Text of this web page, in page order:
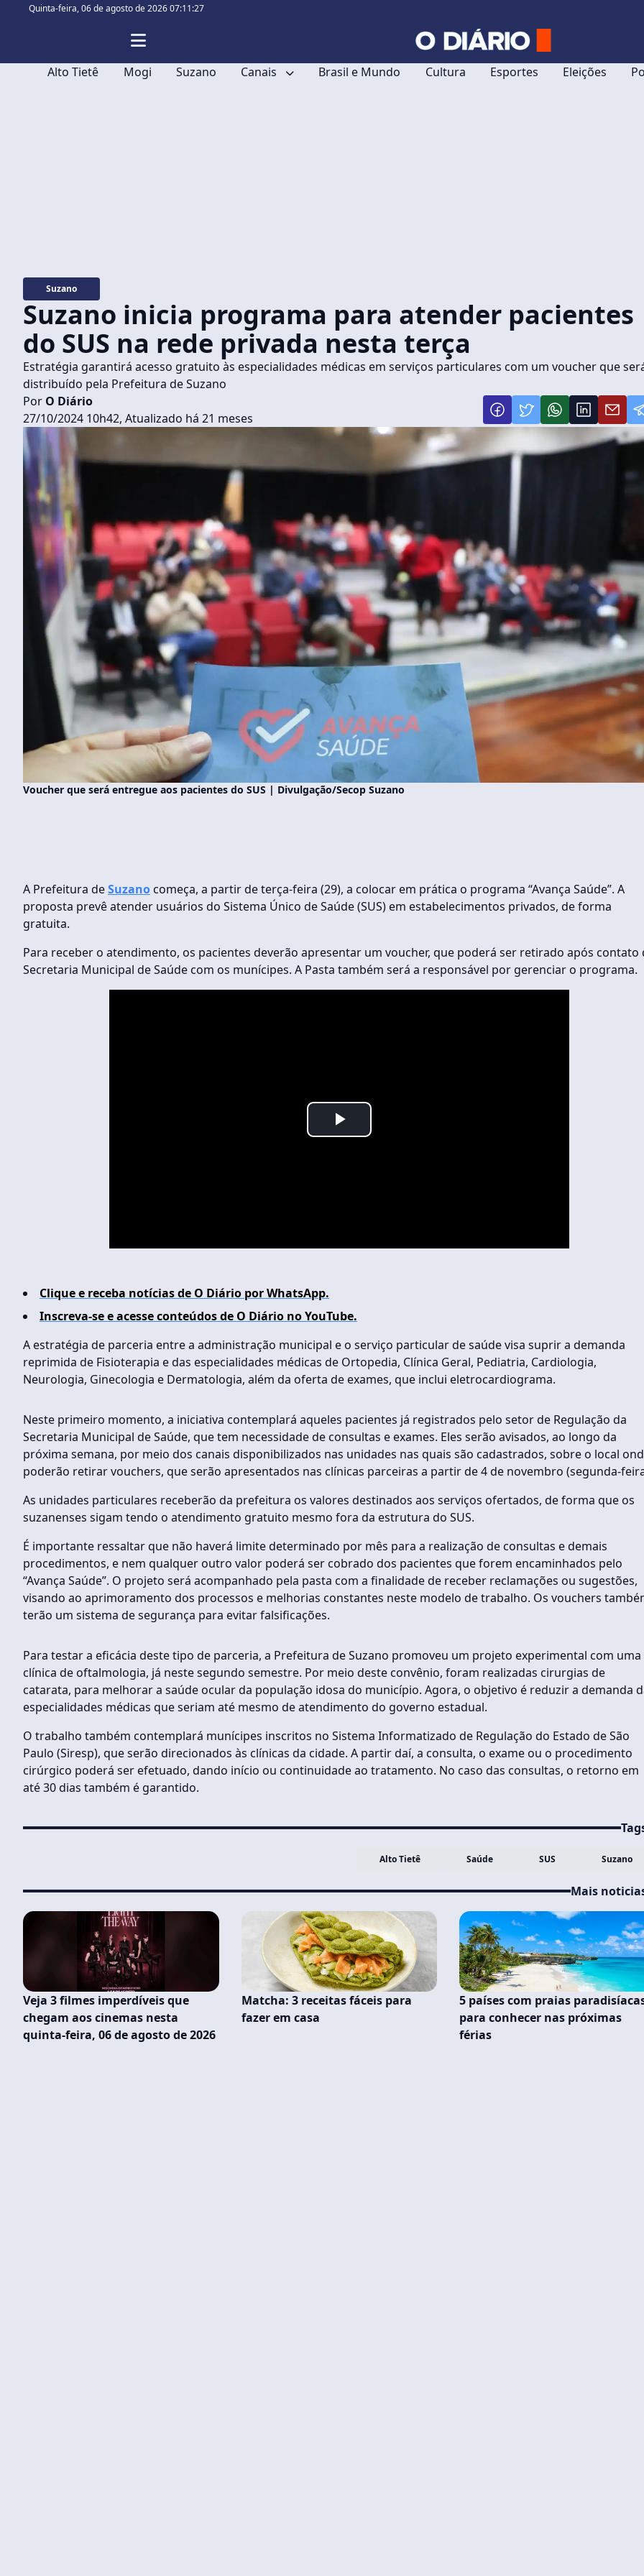
Quinta-feira,06 de agosto de 2026 07:11:28
Alto Tietê Mogi Suzano Canais Brasil e Mundo Cultura Esportes Eleições
Suzano
Suzano inicia programa para atender pacientes
do SUS na rede privada nesta terça
Estratégia garantirá acesso gratuito às especialidades médicas em serviços particulares com um voucher que
distribuído pela Prefeitura de Suzano
Por O Diário
27/10/2024 10h42, Atualizado há 21 meses
Voucher que será entregue aos pacientes do SUS | Divulgação/Secop Suzano
A Prefeitura deSuzano começa, a partir de terça-feira (29), a colocar em prática o programa “Avança Saúde”. A
proposta prevê atender usuários do Sistema Único de Saúde (SUS) em estabelecimentos privados, de forma
gratuita.
Para receber o atendimento, os pacientes deverão apresentar um voucher, que poderá ser retirado após contato
Secretaria Municipal de Saúde com os munícipes. A Pasta também será a responsável por gerenciar o programa.
Play
Clique e receba notícias de O Diário por WhatsApp.
Inscreva-se e acesse conteúdos de O Diário no YouTube.
A estratégia de parceria entre a administração municipal e o serviço particular de saúde visa suprir a demanda
reprimida de Fisioterapia e das especialidades médicas de Ortopedia, Clínica Geral, Pediatria, Cardiologia,
Neurologia, Ginecologia e Dermatologia, além da oferta de exames, que inclui eletrocardiograma.
Neste primeiro momento, a iniciativa contemplará aqueles pacientes já registrados pelo setor de Regulação da
Secretaria Municipal de Saúde, que tem necessidade de consultas e exames. Eles serão avisados, ao longo da
próxima semana, por meio dos canais disponibilizados nas unidades nas quais são cadastrados, sobre o local
poderão retirar vouchers, que serão apresentados nas clínicas parceiras a partir de 4 de novembro (segunda-
As unidades particulares receberão da prefeitura os valores destinados aos serviços ofertados, de forma que os
suzanenses sigam tendo o atendimento gratuito mesmo fora da estrutura do SUS.
É importante ressaltar que não haverá limite determinado por mês para a realização de consultas e demais
procedimentos, e nem qualquer outro valor poderá ser cobrado dos pacientes que forem encaminhados pelo
“Avança Saúde”. O projeto será acompanhado pela pasta com a finalidade de receber reclamações ou sugestões,
visando ao aprimoramento dos processos e melhorias constantes neste modelo de trabalho. Os vouchers
terão um sistema de segurança para evitar falsificações.
Para testar a eficácia deste tipo de parceria, a Prefeitura de Suzano promoveu um projeto experimental com uma
clínica de oftalmologia, já neste segundo semestre. Por meio deste convênio, foram realizadas cirurgias de
catarata, para melhorar a saúde ocular da população idosa do município. Agora, o objetivo é reduzir a demanda
especialidades médicas que seriam até mesmo de atendimento do governo estadual.
O trabalho também contemplará munícipes inscritos no Sistema Informatizado de Regulação do Estado de São
Paulo (Siresp), que serão direcionados às clínicas da cidade. A partir daí, a consulta, o exame ou o procedimento
cirúrgico poderá ser efetuado, dando início ou continuidade ao tratamento. No caso das consultas, o retorno em
até 30 dias também é garantido.
Alto Tietê Saúde SUS Suzano
Mais
Veja 3 filmes imperdíveis que
chegam aos cinemas nesta
quinta-feira, 06 de agosto de 2026
Matcha: 3 receitas fáceis para
fazer em casa
5 países com praias
para conhecer nas próximas
férias